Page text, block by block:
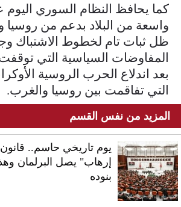
كما يحافظ النظام السوري
واسعة من البلاد بدعم من روسيا
ظل ثبات تام لخطوط الاشتباك
المفاوضات السياسية التي
بعد اندلاع الحرب الروسية
التي تفاقمت بين روسيا والغرب.
المزيد من نفس القسم
يوم تاريخي حاسم.. قانون
إرهاب" يصل البرلمان
بنوده